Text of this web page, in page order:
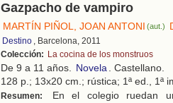
Gazpacho de vampiro
MARTÍN PIÑOL, JOAN ANTONI (aut.)
Destino , Barcelona, 2011
Colección: La cocina de los monstruos
De 9 a 11 años. Novela. Castellano.
128 p.; 13x20 cm.; rústica; 1ª ed., 1ª
Resumen:
En el colegio ruedan